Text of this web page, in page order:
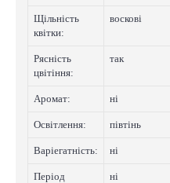
Щільність
квітки:
восковi
Рясність
цвітіння:
так
Аромат: нi
Освітлення: півтінь
Варіегатнicть: нi
Період
нi